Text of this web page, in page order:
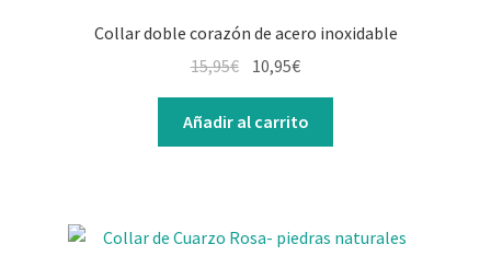
Collar doble corazón de acero inoxidable
15,95€ 10,95€
Añadir al carrito